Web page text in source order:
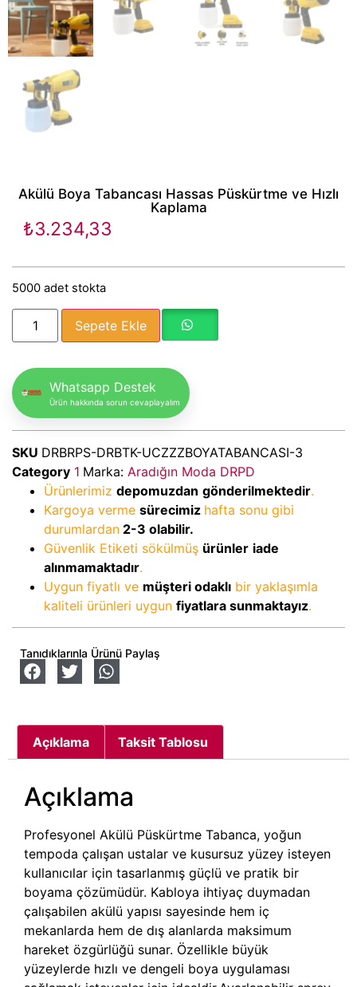
Akülü Boya Tabancası Hassas Püskürtme ve Hızlı
Kaplama
₺3.234,33
5000 adet stokta
Sepete Ekle
Whatsapp Destek
Ürün hakkında sorun cevaplayalım
SKU DRBRPS-DRBTK-UCZZZBOYATABANCASI-3
Category 1 Marka: Aradığın Moda DRPD
Ürünlerimiz depomuzdan gönderilmektedir.
Kargoya verme sürecimiz hafta sonu gibi
durumlardan 2-3 olabilir.
Güvenlik Etiketi sökülmüş ürünler iade
alınmamaktadır.
Uygun fiyatlı ve müşteri odaklı bir yaklaşımla
kaliteli ürünleri uygun fiyatlara sunmaktayız.
Tanıdıklarınla Ürünü Paylaş
Açıklama Taksit Tablosu
Açıklama
Profesyonel Akülü Püskürtme Tabanca, yoğun
tempoda çalışan ustalar ve kusursuz yüzey isteyen
kullanıcılar için tasarlanmış güçlü ve pratik bir
boyama çözümüdür. Kabloya ihtiyaç duymadan
çalışabilen akülü yapısı sayesinde hem iç
mekanlarda hem de dış alanlarda maksimum
hareket özgürlüğü sunar. Özellikle büyük
yüzeylerde hızlı ve dengeli boya uygulaması